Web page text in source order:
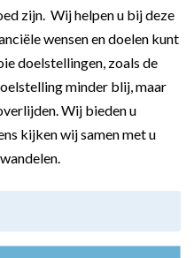
zijn. Wij helpen u bij deze
wensen en doelen kunt
doelstellingen, zoals de
minder blij, maar
Wij bieden u
kijken wij samen met u